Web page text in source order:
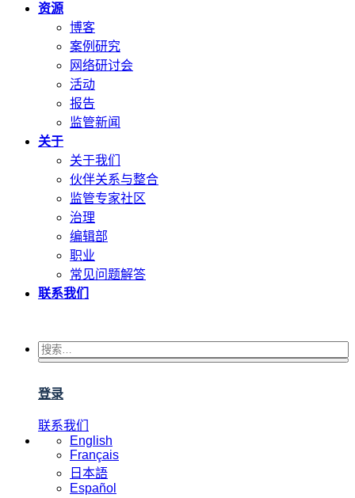
资源
博客
案例研究
网络研讨会
活动
报告
监管新闻
关于
关于我们
伙伴关系与整合
监管专家社区
治理
编辑部
职业
常见问题解答
联系我们
登录
联系我们
English
Français
日本語
Español